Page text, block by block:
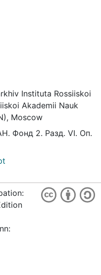
Instituta Rossiiskoi
Akademii Nauk
Moscow
Фонд 2. Разд. VI. Оп.